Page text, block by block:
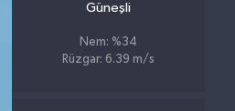
Güneşli
Nem: %34
Rüzgar: 6.39 m/s